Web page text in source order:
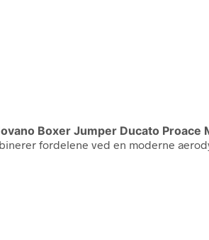
Boxer Jumper Ducato Proace
fordelene ved en moderne